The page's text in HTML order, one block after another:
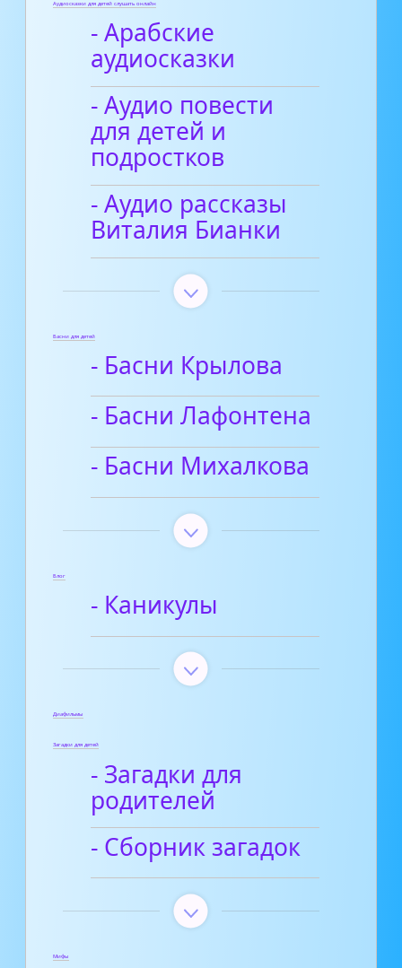
Аудиосказки для детей слушать онлайн
- Арабские
аудиосказки
- Аудио повести
для детей и
подростков
- Аудио рассказы
Виталия Бианки
Басни для детей
- Басни Крылова
- Басни Лафонтена
- Басни Михалкова
Блог
- Каникулы
Диафильмы
Загадки для детей
- Загадки для
родителей
- Сборник загадок
Мифы